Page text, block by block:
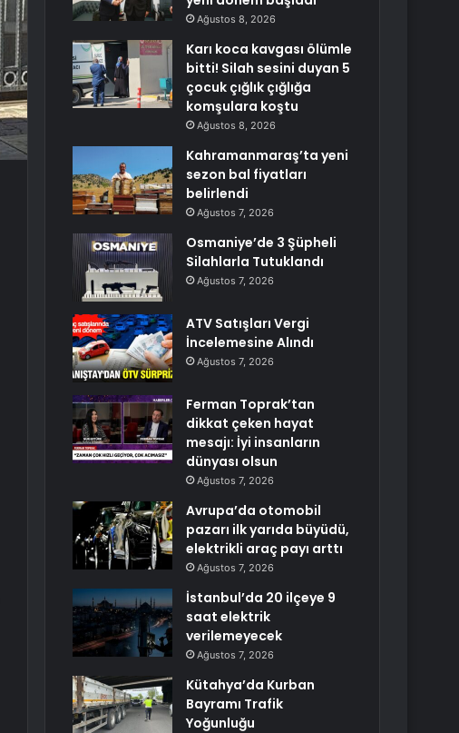
Ağustos 8, 2026
Karı koca kavgası ölümle
bitti! Silah sesini duyan 5
çocuk çığlık çığlığa
komşulara koştu
Ağustos 8, 2026
Kahramanmaraş’ta yeni
sezon bal fiyatları
belirlendi
Ağustos 7, 2026
Osmaniye’de 3 Şüpheli
Silahlarla Tutuklandı
Ağustos 7, 2026
ATV Satışları Vergi
İncelemesine Alındı
Ağustos 7, 2026
Ferman Toprak’tan
dikkat çeken hayat
mesajı: İyi insanların
dünyası olsun
Ağustos 7, 2026
Avrupa’da otomobil
pazarı ilk yarıda büyüdü,
elektrikli araç payı arttı
Ağustos 7, 2026
İstanbul’da 20 ilçeye 9
saat elektrik
verilemeyecek
Ağustos 7, 2026
Kütahya’da Kurban
Bayramı Trafik
Yoğunluğu